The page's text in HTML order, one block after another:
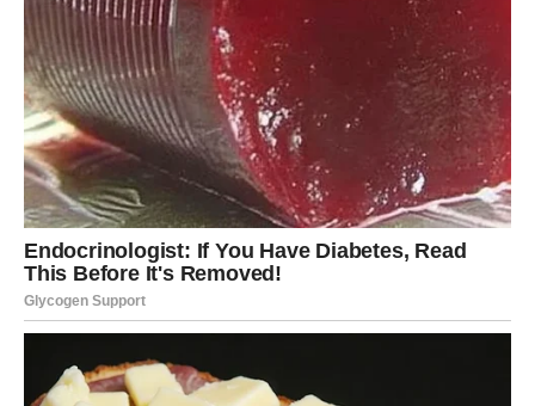
8. Znaju da vole bez manipulacije
Žene koje ostaju nezaboravne ne igraju igrice.
Ne kažnjavaju tišinom, ljubomorom ili manipulacijom.
One vole iskreno i jasno.
A muškarac tek kasnije shvati koliko je rijetka osoba koja
nije pokušavala da ga mijenja ili kontroliše.
9. Ostavljaju osjećaj mira